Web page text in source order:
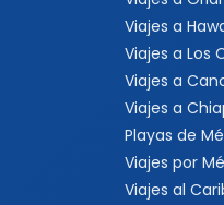
Viajes a
Viajes a Los
Viajes a
Viajes a
Playas de
Viajes por
Viajes al